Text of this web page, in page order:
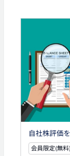
自社株評価
会員限定(無料)